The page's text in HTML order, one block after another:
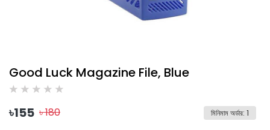
Good Luck Magazine File, Blue
৳155 ৳180 মিনিমাম অর্ডার: 1